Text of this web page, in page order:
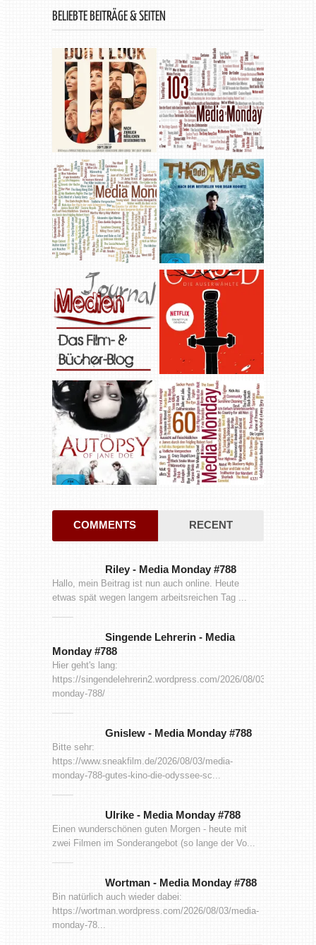
BELIEBTE BEITRÄGE & SEITEN
COMMENTS RECENT
Riley - Media Monday #788
Hallo, mein Beitrag ist nun auch online. Heute
etwas spät wegen langem arbeitsreichen Tag ...
Singende Lehrerin - Media
Monday #788
Hier geht's lang:
https://singendelehrerin2.wordpress.com/2026/08/03/media-
monday-788/
Gnislew - Media Monday #788
Bitte sehr:
https://www.sneakfilm.de/2026/08/03/media-
monday-788-gutes-kino-die-odyssee-sc...
Ulrike - Media Monday #788
Einen wunderschönen guten Morgen - heute mit
zwei Filmen im Sonderangebot (so lange der Vo...
Wortman - Media Monday #788
Bin natürlich auch wieder dabei:
https://wortman.wordpress.com/2026/08/03/media-
monday-78...